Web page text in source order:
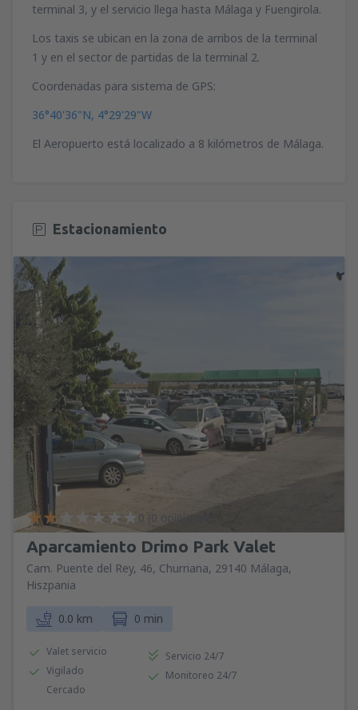
terminal 3, y el servicio llega hasta Málaga y Fuengirola.
Los taxis se ubican en la zona de arribos de la terminal
1 y en el sector de partidas de la terminal 2.
Coordenadas para sistema de GPS:
36°40'36"N, 4°29'29"W
El Aeropuerto está localizado a 8 kilómetros de Málaga.
Estacionamiento
0 (0 opiniones)
Aparcamiento Drimo Park Valet
Cam. Puente del Rey, 46, Churriana, 29140 Málaga,
Hiszpania
0.0 km 0 min
Valet servicio
Vigilado
Cercado
Servicio 24/7
Monitoreo 24/7